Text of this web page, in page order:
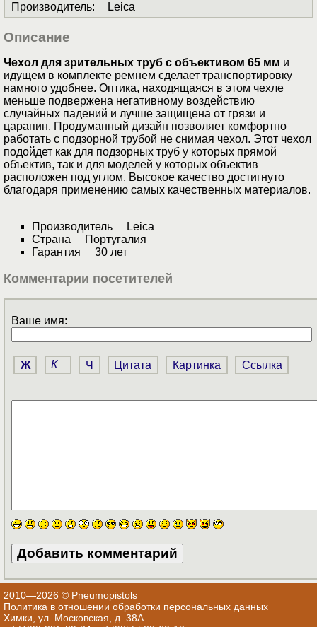
Производитель: Leica
Описание
Чехол для зрительных труб с объективом 65 мм и
идущем в комплекте ремнем сделает транспортировку
намного удобнее. Оптика, находящаяся в этом чехле
меньше подвержена негативному воздействию
случайных падений и лучше защищена от грязи и
царапин. Продуманный дизайн позволяет комфортно
работать с подзорной трубой не снимая чехол. Этот чехол
подойдет как для подзорных труб у которых прямой
объектив, так и для моделей у которых объектив
расположен под углом. Высокое качество достигнуто
благодаря применению самых качественных материалов.
Производитель Leica
Страна Португалия
Гарантия 30 лет
Комментарии посетителей
Ваше имя:
Ж К Ч Цитата Картинка Ссылка
2010—2026 © Pneumopistols
Политика в отношении обработки персональных данных
Химки, ул. Московская, д. 38А